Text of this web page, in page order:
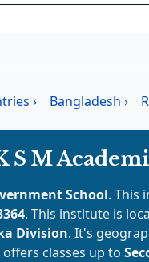
› Bangladesh ›
S M Academi
School. This
. This institute is
Division. It's
offers classes up to